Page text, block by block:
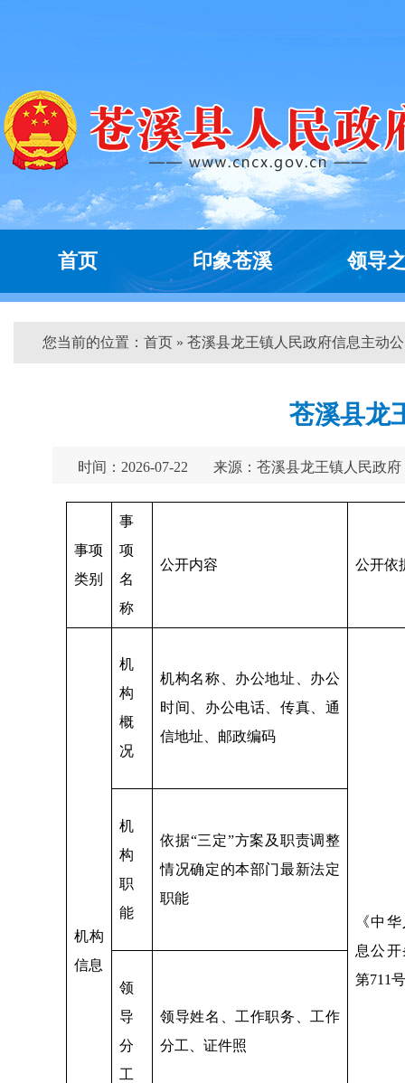
首页 印象苍溪 领导
您当前的位置： 首页 » 苍溪县龙王镇人民政府信息主动
苍溪县龙
时间：2026-07-22 来源：苍溪县龙王镇人民政府
事项
类别
事
项
名
称
公开内容 公开依
机构
信息
机
构
概
况
机构名称、办公地址、办公
时间、办公电话、传真、通
信地址、邮政编码
《中
息公
第711
机
构
职
能
依据“三定”方案及职责调整
情况确定的本部门最新法定
职能
领
导
分
工
领导姓名、工作职务、工作
分工、证件照